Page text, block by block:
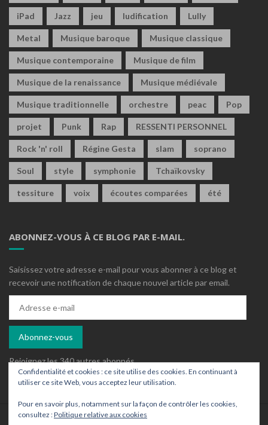
iPad Jazz jeu ludification Lully
Metal Musique baroque Musique classique
Musique contemporaine Musique de film
Musique de la renaissance Musique médiévale
Musique traditionnelle orchestre peac Pop
projet Punk Rap RESSENTI PERSONNEL
Rock 'n' roll Régine Gesta slam soprano
Soul style symphonie Tchaïkovsky
tessiture voix écoutes comparées été
ABONNEZ-VOUS À CE BLOG PAR E-MAIL.
Saisissez votre adresse e-mail pour vous abonner à ce blog et
recevoir une notification de chaque nouvel article par email.
mail
Abonnez-vous
Rejoignez les 340 autres abonnés
Confidentialité et cookies : ce site utilise des cookies. En continuant à
utiliser ce site Web, vous acceptez leur utilisation.
Pour en savoir plus, notamment sur la façon de contrôler les cookies,
consultez :Politique relative aux cookies